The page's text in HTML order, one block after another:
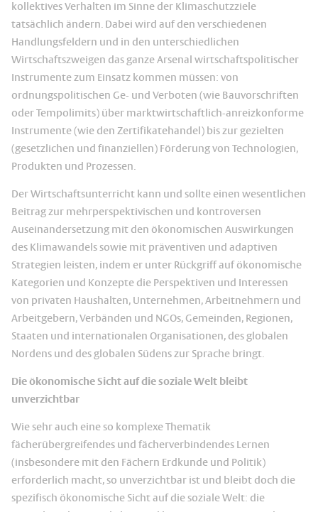
kollektives Verhalten im Sinne der Klimaschutzziele
tatsächlich ändern. Dabei wird auf den verschiedenen
Handlungsfeldern und in den unterschiedlichen
Wirtschaftszweigen das ganze Arsenal wirtschaftspolitischer
Instrumente zum Einsatz kommen müssen: von
ordnungspolitischen Ge- und Verboten (wie Bauvorschriften
oder Tempolimits) über marktwirtschaftlich-anreizkonforme
Instrumente (wie den Zertifikatehandel) bis zur gezielten
(gesetzlichen und finanziellen) Förderung von Technologien,
Produkten und Prozessen.
Der Wirtschaftsunterricht kann und sollte einen wesentlichen
Beitrag zur mehrperspektivischen und kontroversen
Auseinandersetzung mit den ökonomischen Auswirkungen
des Klimawandels sowie mit präventiven und adaptiven
Strategien leisten, indem er unter Rückgriff auf ökonomische
Kategorien und Konzepte die Perspektiven und Interessen
von privaten Haushalten, Unternehmen, Arbeitnehmern und
Arbeitgebern, Verbänden und NGOs, Gemeinden, Regionen,
Staaten und internationalen Organisationen, des globalen
Nordens und des globalen Südens zur Sprache bringt.
Die ökonomische Sicht auf die soziale Welt bleibt
unverzichtbar
Wie sehr auch eine so komplexe Thematik
fächerübergreifendes und fächerverbindendes Lernen
(insbesondere mit den Fächern Erdkunde und Politik)
erforderlich macht, so unverzichtbar ist und bleibt doch die
spezifisch ökonomische Sicht auf die soziale Welt: die